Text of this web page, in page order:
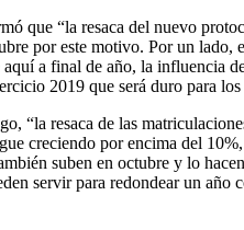
“la resaca del nuevo
por este motivo. Por un
a final de año, la influencia
2019 que será duro para
resaca de las
creciendo por encima del
suben en octubre y lo
servir para redondear un